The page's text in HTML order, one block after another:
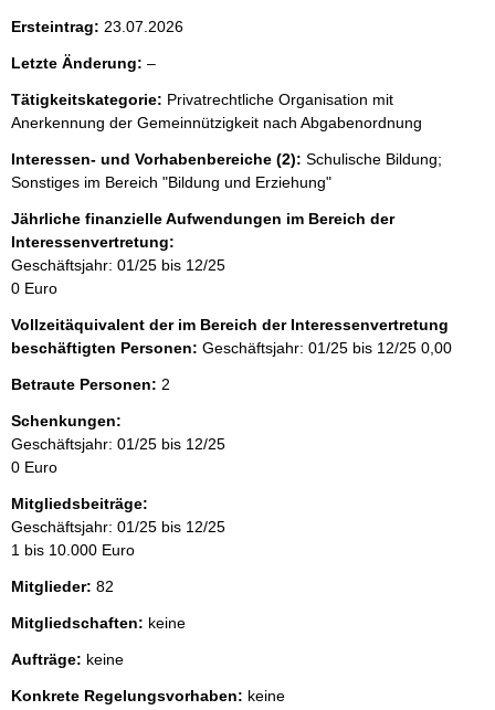
Ersteintrag: 23.07.2026
Letzte Änderung: –l
e
r
Tätigkeitskategorie: Privatrechtliche Organisation mit
Anerkennung der Gemeinnützigkeit nach Abgabenordnung
Interessen- und Vorhabenbereiche (2): Schulische Bildung;
Sonstiges im Bereich "Bildung und Erziehung"
Jährliche finanzielle Aufwendungen im Bereich der
Interessenvertretung:
Geschäftsjahr: 01/25 bis 12/25
0 Euro
Vollzeitäquivalent der im Bereich der Interessenvertretung
beschäftigten Personen: Geschäftsjahr: 01/25 bis 12/25 0,00
Betraute Personen: 2
Schenkungen:
Geschäftsjahr: 01/25 bis 12/25
0 Euro
Mitgliedsbeiträge:
Geschäftsjahr: 01/25 bis 12/25
1 bis 10.000 Euro
Mitglieder: 82
Mitgliedschaften: keine
Aufträge: keine
Konkrete Regelungsvorhaben: keine